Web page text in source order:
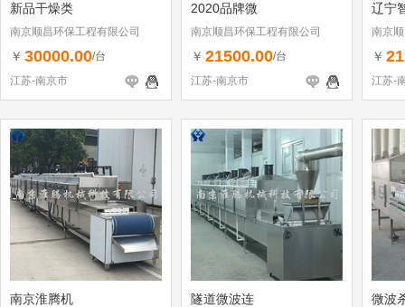
新品干燥类
南京顺昌环保工程有限公司
￥ 30000.00/台
江苏-南京市
2020品牌微
南京顺昌环保工程有限公司
￥ 21500.00/台
江苏-南京市
辽宁
南京
￥
江苏-
南京淮腾机 隧道微波连 微波